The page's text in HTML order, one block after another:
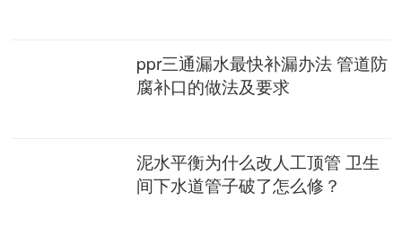
ppr三通漏水最快补漏办法 管道防
腐补口的做法及要求
泥水平衡为什么改人工顶管 卫生
间下水道管子破了怎么修？